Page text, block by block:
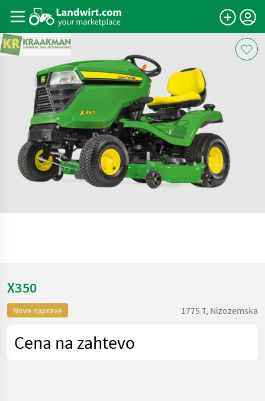
X350
Nove naprave 1775 T, Nizozemska
Cena na zahtevo